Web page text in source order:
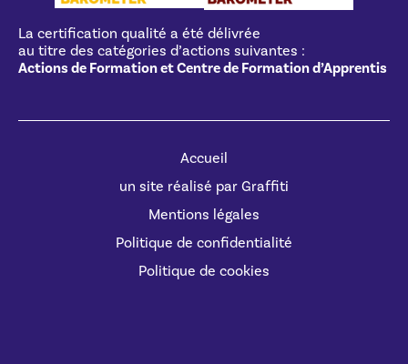
La certification qualité a été délivrée
au titre des catégories d’actions suivantes :
Actions de Formation et Centre de Formation d’Apprentis
Accueil
un site réalisé par Graffiti
Mentions légales
Politique de confidentialité
Politique de cookies